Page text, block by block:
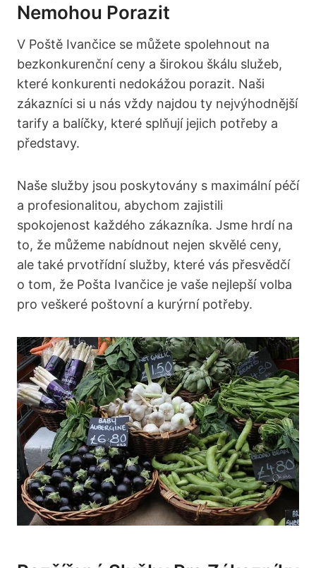
Nemohou Porazit
V Poště Ivančice se můžete spolehnout na
bezkonkurenční ceny a širokou škálu služeb,
které konkurenti nedokážou porazit. Naši
zákazníci si u nás vždy najdou ty nejvýhodnější
tarify a balíčky, které splňují jejich potřeby a
představy.
Naše služby jsou poskytovány s maximální péčí
a profesionalitou, abychom zajistili
spokojenost každého zákazníka. Jsme hrdí na
to, že můžeme nabídnout nejen skvělé ceny,
ale také prvotřídní služby, které vás přesvědčí
o tom, že Pošta Ivančice je vaše nejlepší volba
pro veškeré poštovní a kurýrní potřeby.